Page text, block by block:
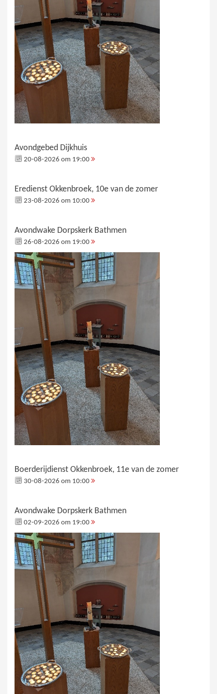
Avondgebed Dijkhuis
20-08-2026 om 19:00
Eredienst Okkenbroek, 10e van de zomer
23-08-2026 om 10:00
Avondwake Dorpskerk Bathmen
26-08-2026 om 19:00
Boerderijdienst Okkenbroek, 11e van de zomer
30-08-2026 om 10:00
Avondwake Dorpskerk Bathmen
02-09-2026 om 19:00